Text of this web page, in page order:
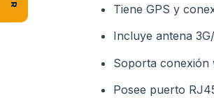
Tiene GPS y
Incluye antena
Soporta conexión
Posee puerto